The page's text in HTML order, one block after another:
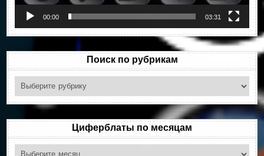
00:00 03:31
Поиск по рубрикам
Поиск
рубрикам
Циферблаты по месяцам
Циферблаты